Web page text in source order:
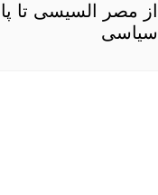
از مصر السیسی تا
سیاسی